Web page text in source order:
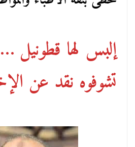
إلبس لها قطونيل
تشوفوه نقد عن